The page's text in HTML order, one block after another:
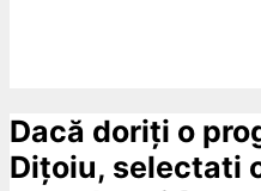
Dacă doriți o
Dițoiu, selectati